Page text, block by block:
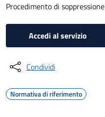
Procedimento di
Accedi al servizio
Condividi
Normativa di riferimento